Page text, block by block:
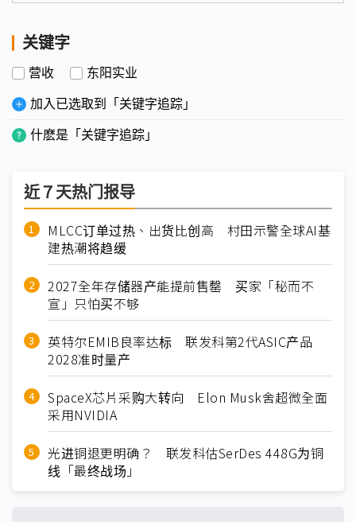
关键字
营收 东阳实业
加入已选取到「关键字追踪」
什麽是「关键字追踪」
近７天热门报导
MLCC订单过热、出货比创高 村田示警全球AI基
建热潮将趋缓
2027全年存储器产能提前售罄 买家「秘而不
宣」只怕买不够
英特尔EMIB良率达标 联发科第2代ASIC产品
2028准时量产
SpaceX芯片采购大转向 Elon Musk舍超微全面
采用NVIDIA
光进铜退更明确？ 联发科估SerDes 448G为铜
线「最终战场」